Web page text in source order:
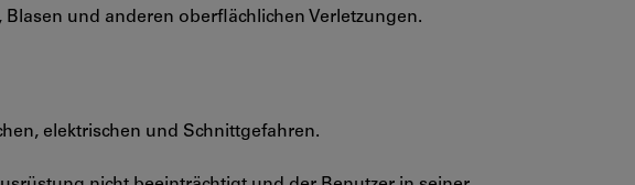
und anderen oberflächlichen Verletzungen.
elektrischen und Schnittgefahren.